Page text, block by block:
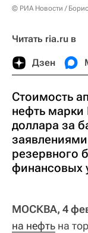
© РИА Новости /
Читать ria.ru в
Дзен
Стоимость
нефть марки
доллара за
резервного
финансовых
МОСКВА, 4
на нефть на